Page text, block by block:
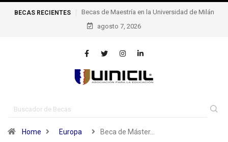
BECAS RECIENTES
de Maestría en la Universidad de Milán
Becas de excelencia de la
Politécnica Federal de Lausana
agosto 7, 2026
Home Europa Beca de Máster…